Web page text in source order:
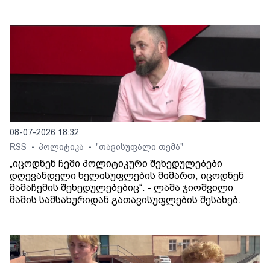
08-07-2026 18:32
RSS
• პოლიტიკა • "თავისუფალი თემა"
„იცოდნენ ჩემი პოლიტიკური შეხედულებები
დღევანდელი ხელისუფლების მიმართ, იცოდნენ
მამაჩემის შეხედულებებიც“. - ლაშა ჯიოშვილი
მამის სამსახურიდან გათავისუფლების შესახებ.